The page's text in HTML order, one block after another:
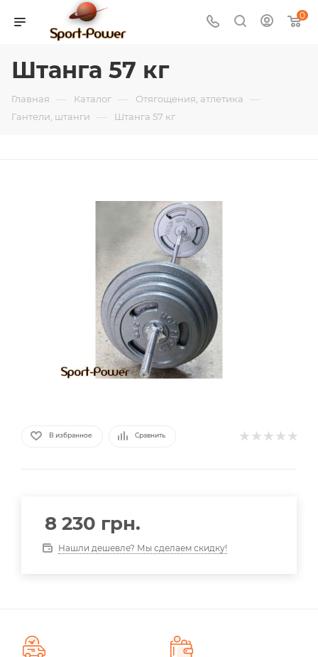
0
Штанга 57 кг
Главная — Каталог — Отягощения, атлетика —
Гантели, штанги — Штанга 57 кг
В избранное Сравнить
8 230 грн.
Нашли дешевле? Мы сделаем скидку!